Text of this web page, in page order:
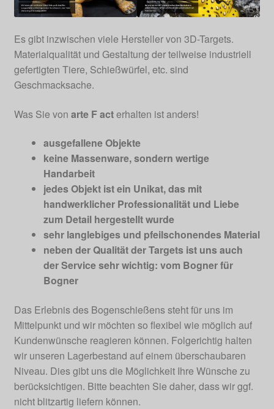
Es gibt inzwischen viele Hersteller von 3D-Targets.
Materialqualität und Gestaltung der teilweise industriell
gefertigten Tiere, Schießwürfel, etc. sind
Geschmacksache.
Was Sie von arte F acterhalten ist anders!
ausgefallene Objekte
keine Massenware, sondern wertige
Handarbeit
jedes Objekt ist ein Unikat, das mit
handwerklicher Professionalität und Liebe
zum Detail hergestellt wurde
sehr langlebiges und pfeilschonendes Material
neben der Qualität der Targets ist uns auch
der Service sehr wichtig: vom Bogner für
Bogner
Das Erlebnis des Bogenschießens steht für uns im
Mittelpunkt und wir möchten so flexibel wie möglich auf
Kundenwünsche reagieren können. Folgerichtig halten
wir unseren Lagerbestand auf einem überschaubaren
Niveau. Dies gibt uns die Möglichkeit Ihre Wünsche zu
berücksichtigen. Bitte beachten Sie daher, dass wir ggf.
nicht blitzartig liefern können.